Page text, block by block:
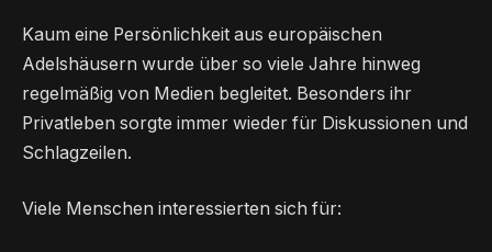
Kaum eine Persönlichkeit aus europäischen
Adelshäusern wurde über so viele Jahre hinweg
regelmäßig von Medien begleitet. Besonders ihr
Privatleben sorgte immer wieder für Diskussionen und
Schlagzeilen.
Viele Menschen interessierten sich für: